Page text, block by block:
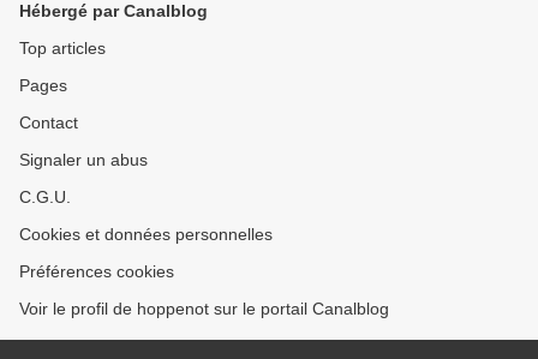
Hébergé par Canalblog
Top articles
Pages
Contact
Signaler un abus
C.G.U.
Cookies et données personnelles
Préférences cookies
Voir le profil de hoppenot sur le portail Canalblog